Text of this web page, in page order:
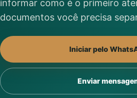
informar como é o primeiro
documentos você precisa
Iniciar pelo
Enviar